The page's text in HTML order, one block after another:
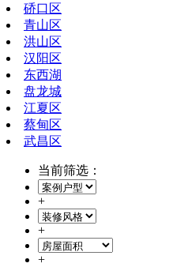
硚口区
青山区
洪山区
汉阳区
东西湖
盘龙城
江夏区
蔡甸区
武昌区
当前筛选：
+
+
+